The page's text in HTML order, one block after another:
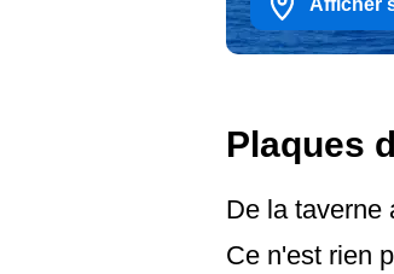
Afficher
Plaques
De la taverne
Ce n'est rien